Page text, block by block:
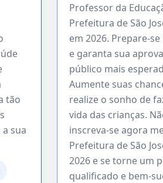
tão
sua
Professor da
Prefeitura de São
em 2026. Prepare-
e garanta sua
público mais
Aumente suas
realize o sonho de
vida das crianças.
inscreva-se agora
Prefeitura de São
2026 e se torne um
qualificado e bem-